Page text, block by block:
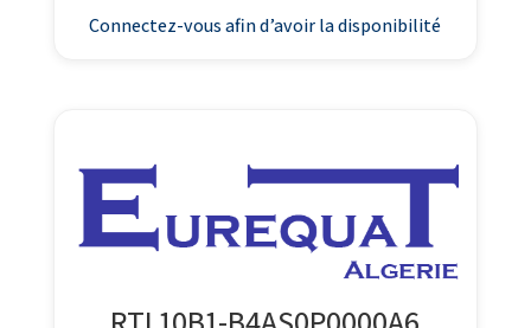
Connectez-vous afin d’avoir la disponibilité